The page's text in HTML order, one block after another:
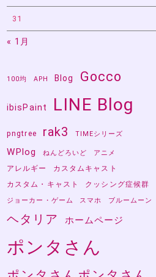
31
« 1月
100均 APH Blog Gocco
ibisPaint LINE Blog
pngtree rak3 TIMEシリーズ
WPlog ねんどろいど アニメ
アレルギー
カスタムキャスト
カスタム・キャスト
クッシング症候群
ジョーカー・ゲーム スマホ ブルームーン
ヘタリア ホームページ
ポンタさん